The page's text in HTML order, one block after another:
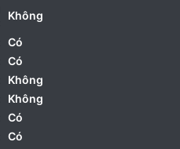
Không
Có
Có
Không
Không
Có
Có